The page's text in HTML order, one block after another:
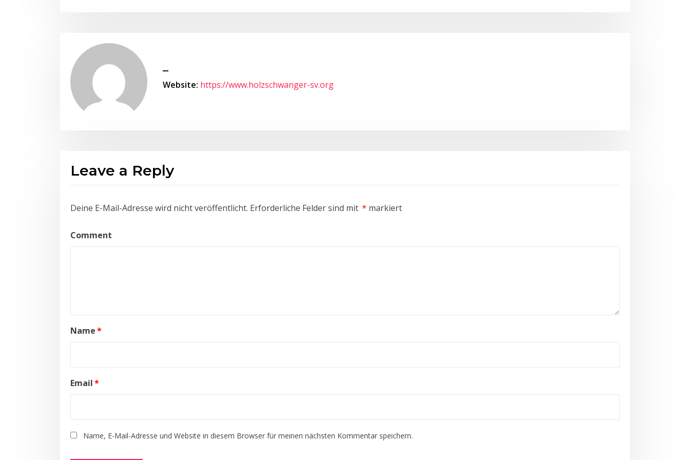
Website: https://www.holzschwanger-sv.org
Leave a Reply
Deine E-Mail-Adresse wird nicht veröffentlicht. Erforderliche Felder sind mit * markiert
Comment
Name*
Email*
Name, E-Mail-Adresse und Website in diesem Browser für meinen nächsten Kommentar speichern.